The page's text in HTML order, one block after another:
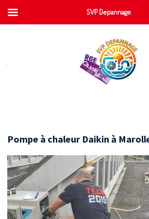
Pompe à chaleur Daikin à
SVP Depannage